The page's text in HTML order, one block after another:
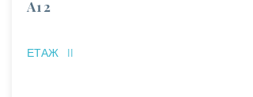
А12
II
ЕТАЖ